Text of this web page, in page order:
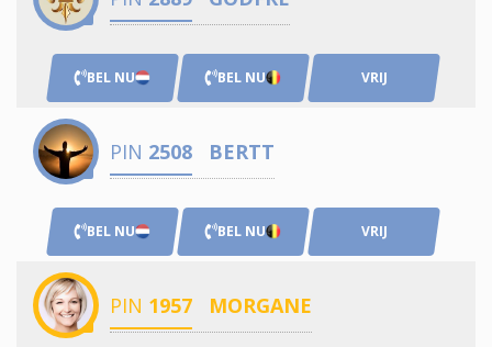
BEL NU BEL NU VRIJ
PIN 2508 BERTT
BEL NU BEL NU VRIJ
PIN 1957 MORGANE